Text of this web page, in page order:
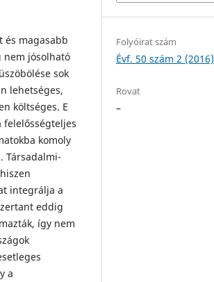
és magasabb
nem jósolható
sok
lehetséges,
költséges. E
felelősségteljes
komoly
Társadalmi-
integrálja a
eddig
így nem
a
Folyóirat szám
Évf. 50 szám 2 (2016)
Rovat
–